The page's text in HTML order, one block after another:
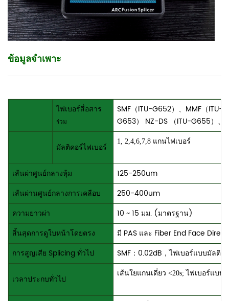
ข้อมูลจำเพาะ
ไฟเบอร์สื่อสาร
ร่วม
SMF（ITU-G652）、MMF（ITU-
G653） NZ-DS （ITU-G655）、
มัลติคอร์ไฟเบอร์
1, 2,4,6,7,8 แกนไฟเบอร์
เส้นผ่าศูนย์กลางหุ้ม
125-250um
เส้นผ่านศูนย์กลางการเคลือบ
250-400um
ความยาวผ่า
10 ~ 15 มม. (มาตรฐาน)
สิ้นสุดการดูใบหน้าโดยตรง
มี PAS และ Fiber End Face
การสูญเสีย Splicing ทั่วไป
SMF：0.02dB，ไฟเบอร์แบบมัลติค
เวลาประกบทั่วไป
เส้นใยแกนเดี่ยว <20s; ไฟเบอร์แบบ